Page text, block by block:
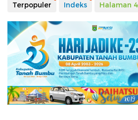
Terpopuler Indeks Halaman